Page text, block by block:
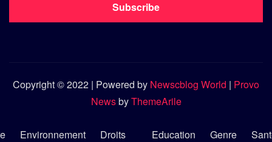
Subscribe
Copyright © 2022 | Powered by Newscblog World | Provo
NewsbyThemeArile
Environnement
Droits
Education Genre